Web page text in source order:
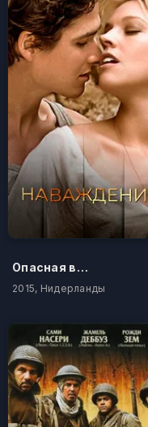
Опасная встреча
2015, Нидерланды